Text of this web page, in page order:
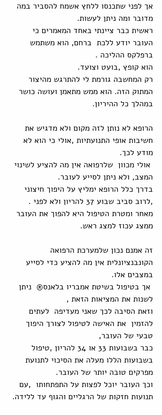
אך לפני שתכנסו ללחץ אשמח להסביר במה
מדובר ומה ניתן לעשות.
ראשית כבר ציינתי באחד המאמרים כי
העובר יודע ללכת  ברחם, הוא משתמש
ברפלקס ההליכה .
הוא קופץ ,בועט וצועד.
רק המחשבה גורמת לי להתרגש מהיצור
המתוק הזה. הוא ממש מתאמן ועושה כושר
במהלך כל ההיריון.
הרופא לא נותן לזה מקום ולא מדגיש את
חשיבות אופי התנועתיות ,אולי כי הוא לא
מודע לכך.
אולי מכוון  שלרפואה אין מה להציע לשינוי
המצב, ולא ניתן לסייע לעובר.
בדרך כלל הרופא ימליץ על היפוך חיצוני
,לרוב סביב שבוע 37 להריון ולא לפני .
מאחר ומטרת הטיפול היא להפוך את העובר
ממצג עכוז למצג ראש.
זה אמנם נכון שלמערכת הרפואה
הקונבנציונלית אין מה להציע כדי לסייע
במצבים אלו.
אך בטיפול בשיטת אמבריו בלאנס®  ניתן
לשנות את המציאות הזאת ,
וזאת הסיבה לכך שאני מעדיפה  לעתים
להזמין  את האישה לטיפול לצורך היפוך
טבעי של העובר,
כבר בשבועות 33 או 34 להריון ,טיפול
בשבועות הללו מעלה את הסיכוי לתנועת
מפרקים טובה יותר של העובר.
וכך העובר יוכל לפצות על התפתחותו  ,עם
תנועות חזקות של הרגליים והגוף עד ללידה.